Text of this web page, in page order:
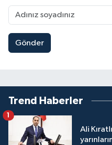
Gönder
Trend Haberler
Ali
1